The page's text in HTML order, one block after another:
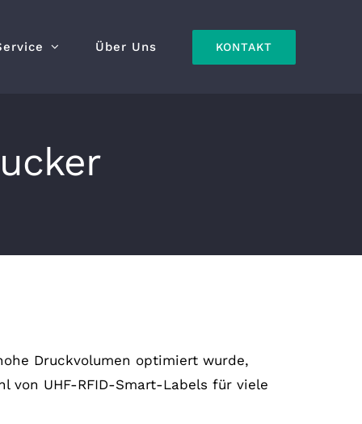
Über Uns KONTAKT
Druckvolumen optimiert wurde,
von UHF-RFID-Smart-Labels für viele